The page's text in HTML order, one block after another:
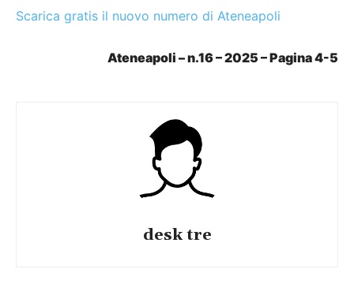
Scarica gratis il nuovo numero di Ateneapoli
Ateneapoli – n.16 – 2025 – Pagina 4-5
desk tre